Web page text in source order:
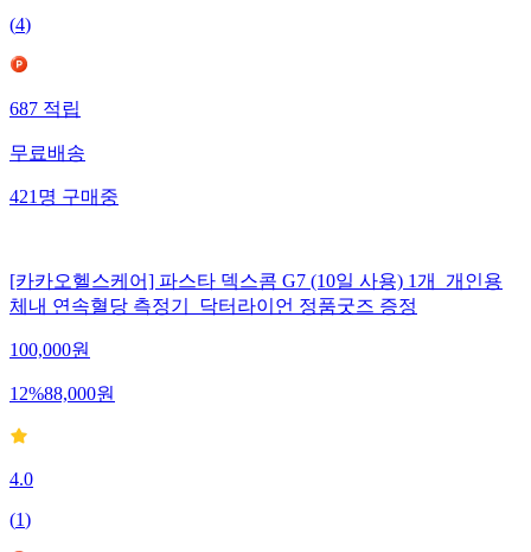
(4)
687적립
무료배송
421명구매중
[카카오헬스케어] 파스타 덱스콤 G7 (10일 사용) 1개_개인용
체내 연속혈당 측정기_닥터라이언 정품굿즈 증정
100,000원
12%88,000원
4.0
(1)